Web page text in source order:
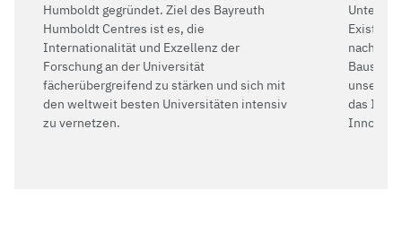
Humboldt gegründet. Ziel des Bayreuth
Humboldt Centres ist es, die
Internationalität und Exzellenz der
Forschung an der Universität
fächerübergreifend zu stärken und sich mit
den weltweit besten Universitäten intensiv
zu vernetzen.
unserer
das